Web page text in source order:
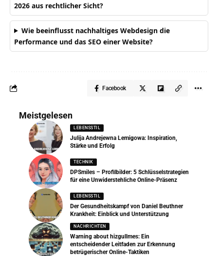
2026 aus rechtlicher Sicht?
Wie beeinflusst nachhaltiges Webdesign die
Performance und das SEO einer Website?
Facebook
Meistgelesen
LEBENSSTIL
Julija Andrejewna Lemigowa: Inspiration,
Stärke und Erfolg
TECHNIK
DPSmiles – Profilbilder: 5 Schlüsselstrategien
für eine Unwiderstehliche Online-Präsenz
LEBENSSTIL
Der Gesundheitskampf von Daniel Beuthner
Krankheit: Einblick und Unterstützung
NACHRICHTEN
Warning about hizgullmes: Ein
entscheidender Leitfaden zur Erkennung
betrügerischer Online-Taktiken